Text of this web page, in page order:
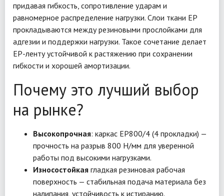
придавая гибкость, сопротивление ударам и
равномерное распределение нагрузки. Слои ткани EP
прокладываются между резиновыми прослойками для
адгезии и поддержки нагрузки. Такое сочетание делает
EP-ленту устойчивой к растяжению при сохранении
гибкости и хорошей амортизации.
Почему это лучший выбор
на рынке?
Высокопрочная: каркас EP800/4 (4 прокладки) —
прочность на разрыв 800 Н/мм для уверенной
работы под высокими нагрузками.
Износостойкая гладкая резиновая рабочая
поверхность — стабильная подача материала без
налипания, устойчивость к истиранию.